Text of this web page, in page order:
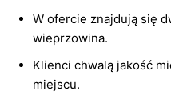
W ofercie znajdują się
wieprzowina.
Klienci chwalą jakość
miejscu.